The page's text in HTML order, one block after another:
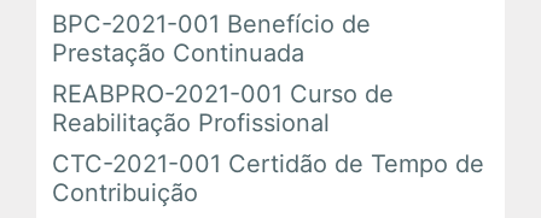
Cursos Presenciais
Em Andamento
Encerrados
BPC-2021-001 Benefício de
Prestação Continuada
REABPRO-2021-001 Curso de
Reabilitação Profissional
CTC-2021-001 Certidão de Tempo de
Contribuição